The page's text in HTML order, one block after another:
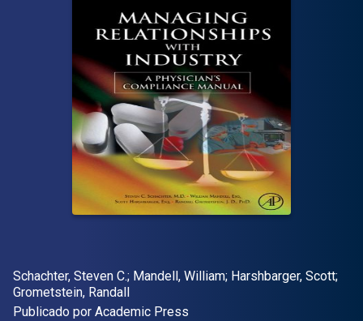
Autor(es)
Schachter, Steven C.; Mandell, William; Harshbarger, Scott;
Grometstein, Randall
Editor
Publicado por Academic Press